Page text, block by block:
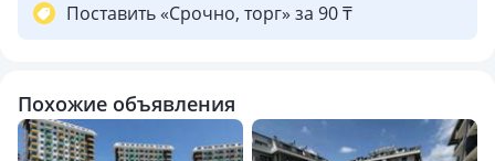
(еврофуры) или недвижимость в Алматы и Астане.
Поставить «Срочно, торг» за 90 ₸
Похожие объявления